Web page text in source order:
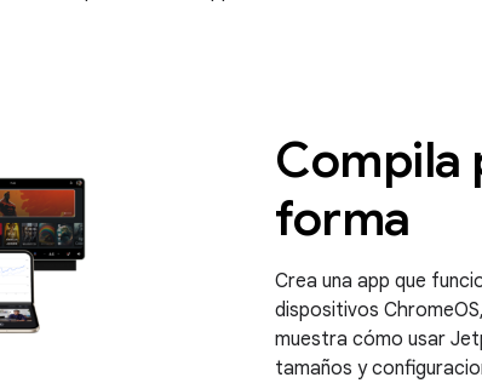
Compila
forma
Crea una app que
dispositivos
muestra cómo usar
tamaños y